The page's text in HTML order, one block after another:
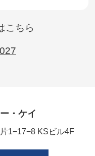
こちら
・ケイ
1−17−8 KSビル4F